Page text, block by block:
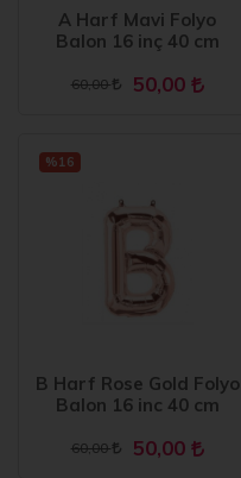
A Harf Mavi Folyo
Balon 16 inç 40 cm
60,00 50,00
B Harf Rose Gold Folyo
Balon 16 inc 40 cm
60,00 50,00
%16